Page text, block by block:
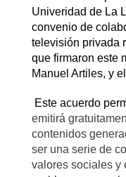
Univeridad de La
convenio de
televisión privada
que firmaron este
Manuel Artiles, y
Este acuerdo
emitirá
contenidos
ser una serie de
valores sociales y